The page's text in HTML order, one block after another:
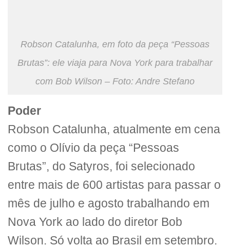
Robson Catalunha, em foto da peça “Pessoas
Brutas”: ele viaja para Nova York para trabalhar
com Bob Wilson – Foto: Andre Stefano
Poder
Robson Catalunha, atualmente em cena
como o Olívio da peça “Pessoas
Brutas”, do Satyros, foi selecionado
entre mais de 600 artistas para passar o
mês de julho e agosto trabalhando em
Nova York ao lado do diretor Bob
Wilson. Só volta ao Brasil em setembro.